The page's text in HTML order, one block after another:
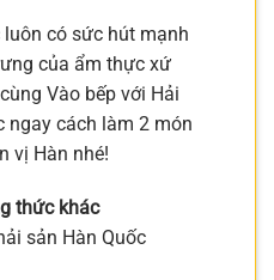
luôn có sức hút mạnh
của ẩm thực xứ
Vào bếp với Hải
ngay cách làm 2 món
vị Hàn nhé!
thức khác
sản Hàn Quốc